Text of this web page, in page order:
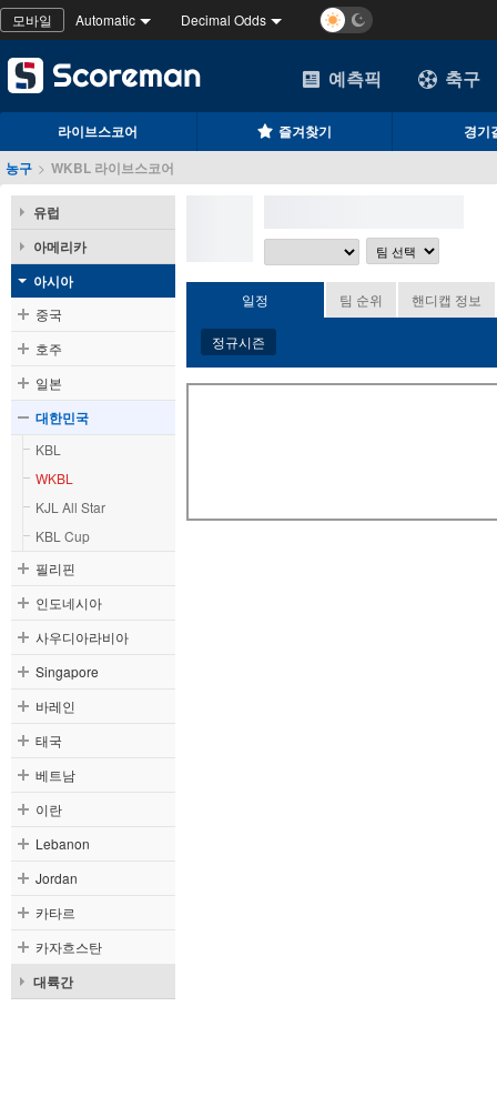
모바일 Automatic Decimal Odds
예측픽 축구
라이브스코어 즐겨찾기
경기
농구 > WKBL 라이브스코어
유럽
아메리카
아시아
중국
호주
일본
대한민국
KBL
WKBL
KJL All Star
KBL Cup
필리핀
인도네시아
사우디아라비아
Singapore
바레인
태국
베트남
이란
Lebanon
Jordan
카타르
카자흐스탄
대륙간
일정 팀 순위 핸디캡 정보
정규시즌